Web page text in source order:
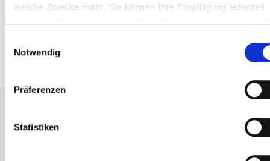
welche Zwecke nutzt. Sie können Ihre Einwilligung jederzeit
Informationen über Ihre geografische Lage erfassen,
welche bis auf einige Meter genau sein können
Merkmalen (Fingerprinting) identifizieren
Notwendig
Präferenzen
Statistiken
Gehören Sie zu der